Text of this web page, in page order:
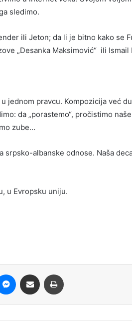
sledimo.
ili Jeton; da li je bitno kako se
„Desanka Maksimović“ ili Ismail
jednom pravcu. Kompozicija već
da „porastemo“, pročistimo
zube…
srpsko-albanske odnose. Naša
u Evropsku uniju.
Messenger
Share via Email